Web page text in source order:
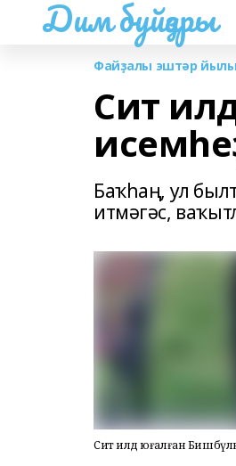
Дим буйҙары
Файҙалы эштәр йылы
Сит
Баҡһаң, ул
итмәгәс,
Сит илдә юғалған